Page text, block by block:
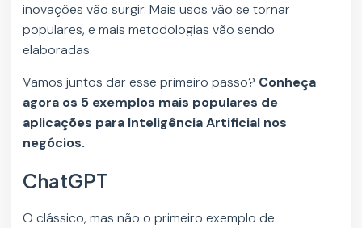
inovações vão surgir. Mais usos vão se tornar
populares, e mais metodologias vão sendo
elaboradas.
Vamos juntos dar esse primeiro passo? Conheça
agora os 5 exemplos mais populares de
aplicações para Inteligência Artificial nos
negócios.
ChatGPT
O clássico, mas não o primeiro exemplo de